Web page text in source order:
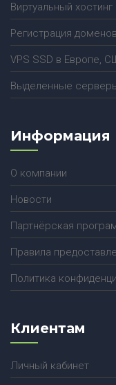
Виртуальный хостинг
Регистрация доменов
VPS SSD в Европе,
Выделенные
Информация
О компании
Новости
Партнёрская
Правила
Политика
Клиентам
Личный кабинет